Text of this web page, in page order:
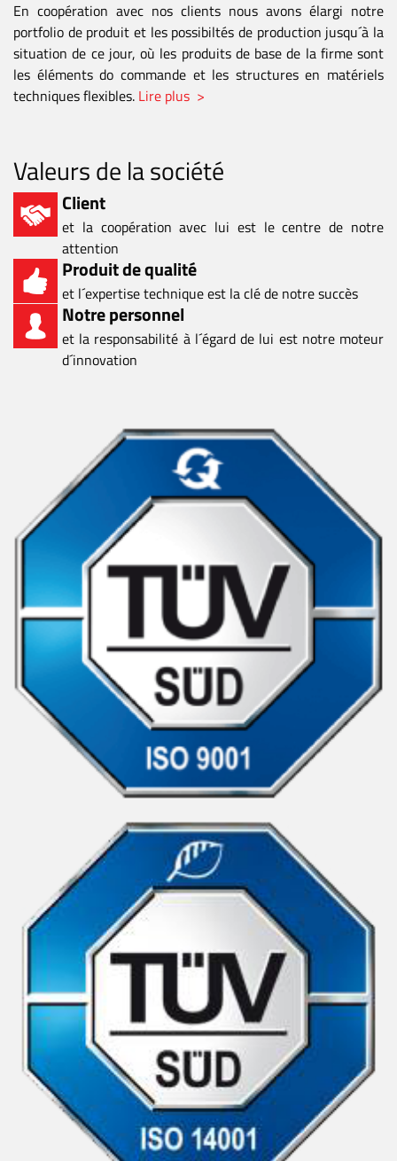
En coopération avec nos clients nous avons élargi notre
portfolio de produit et les possibiltés de production jusqu´à la
situation de ce jour, où les produits de base de la firme sont
les éléments do commande et les structures en matériels
techniques flexibles. Lire plus >
Valeurs de la société
Client
et la coopération avec lui est le centre de notre
attention
Produit de qualité
et l´expertise technique est la clé de notre succès
Notre personnel
et la responsabilité à l´égard de lui est notre moteur
d´innovation